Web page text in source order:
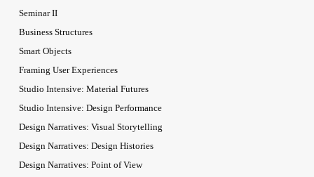
Seminar II
Business Structures
Smart Objects
Framing User Experiences
Studio Intensive: Material Futures
Studio Intensive: Design Performance
Design Narratives: Visual Storytelling
Design Narratives: Design Histories
Design Narratives: Point of View